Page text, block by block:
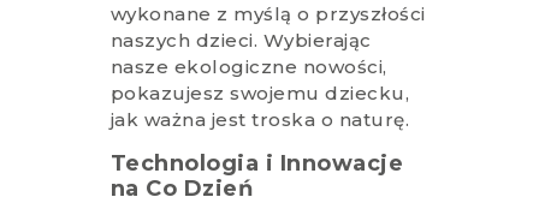
wykonane z myślą o przyszłości
naszych dzieci. Wybierając
nasze ekologiczne nowości,
pokazujesz swojemu dziecku,
jak ważna jest troska o naturę.
Technologia i Innowacje
na Co Dzień